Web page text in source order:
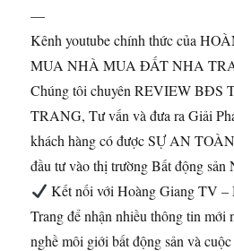
—
Kênh youtube chính thức của
MUA NHÀ MUA ĐẤT NHA
Chúng tôi chuyên REVIEW BĐS
TRANG, Tư vấn và đưa ra Giải
khách hàng có được SỰ AN
đầu tư vào thị trường Bất động sản
Kết nối với Hoàng Giang TV –
Trang để nhận nhiều thông tin mới
nghề môi giới bất động sản và cuộc